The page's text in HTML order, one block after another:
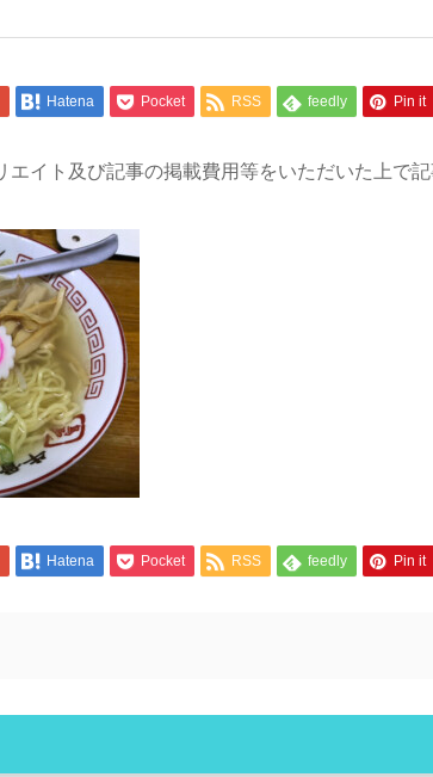
Hatena Pocket RSS feedly Pin it
イト及び記事の掲載費用等をいただいた上で記
Hatena Pocket RSS feedly Pin it